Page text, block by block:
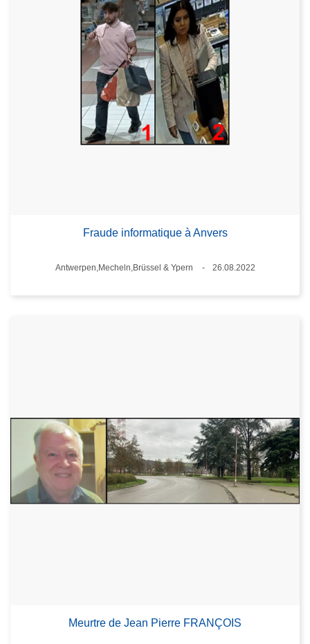
Fraude informatique à Anvers
Standort
Antwerpen,Mecheln,Brüssel & Ypern
26.08.2022
Meurtre de Jean Pierre FRANÇOIS